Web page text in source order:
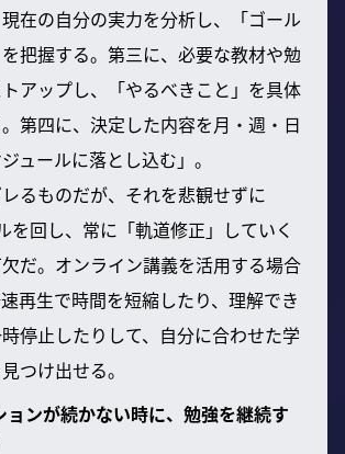
在の自分の実力を分析し、「ゴール
把握する。第三に、必要な教材や勉
アップし、「やるべきこと」を具体
第四に、決定した内容を月・週・日
ュールに落とし込む」。
るものだが、それを悲観せずに
を回し、常に「軌道修正」していく
だ。オンライン講義を活用する場合
再生で時間を短縮したり、理解でき
停止したりして、自分に合わせた学
つけ出せる。
ョンが続かない時に、勉強を継続す